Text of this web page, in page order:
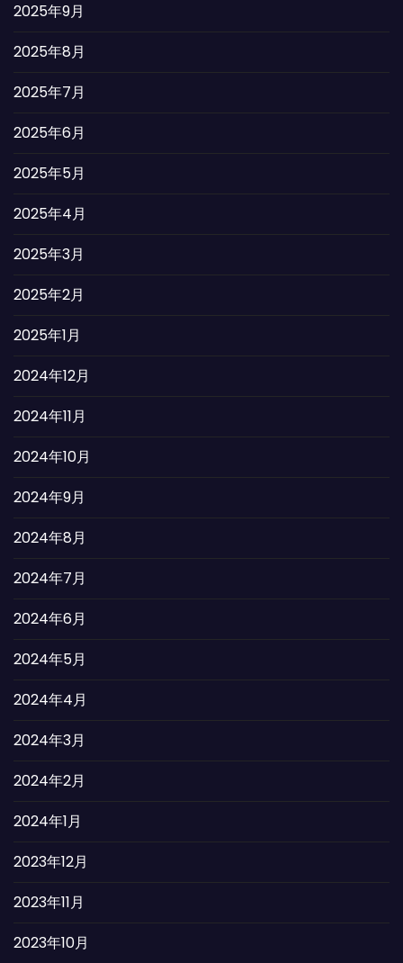
2025年9月
2025年8月
2025年7月
2025年6月
2025年5月
2025年4月
2025年3月
2025年2月
2025年1月
2024年12月
2024年11月
2024年10月
2024年9月
2024年8月
2024年7月
2024年6月
2024年5月
2024年4月
2024年3月
2024年2月
2024年1月
2023年12月
2023年11月
2023年10月